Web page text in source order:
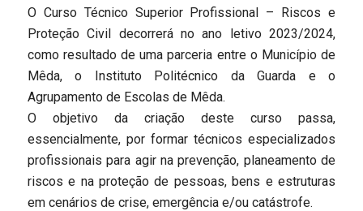
O Curso Técnico Superior Profissional – Riscos e
Proteção Civil decorrerá no ano letivo 2023/2024,
como resultado de uma parceria entre o Município de
Mêda, o Instituto Politécnico da Guarda e o
Agrupamento de Escolas de Mêda.
O objetivo da criação deste curso passa,
essencialmente, por formar técnicos especializados
profissionais para agir na prevenção, planeamento de
riscos e na proteção de pessoas, bens e estruturas
em cenários de crise, emergência e/ou catástrofe.